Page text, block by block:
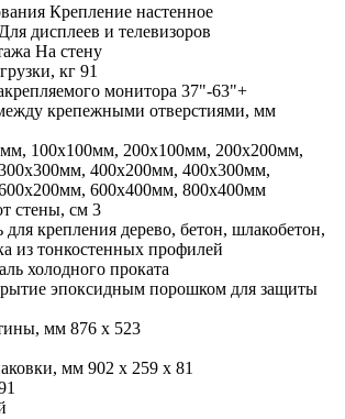
Крепление настенное
Для дисплеев и телевизоров
На стену
кг 91
монитора 37"-63"+
крепежными отверстиями, мм
100x100мм, 200x100мм, 200x200мм,
400x200мм, 400x300мм,
600x400мм, 800x400мм
стены, см 3
для крепления дерево, бетон, шлакобетон,
из тонкостенных профилей
холодного проката
эпоксидным порошком для защиты
мм 876 x 523
мм 902 x 259 x 81